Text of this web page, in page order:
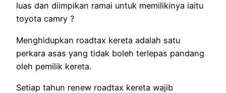
luas dan diimpikan ramai untuk memilikinya iaitu
toyota camry ?
Menghidupkan roadtax kereta adalah satu
perkara asas yang tidak boleh terlepas pandang
oleh pemilik kereta.
Setiap tahun renew roadtax kereta wajib